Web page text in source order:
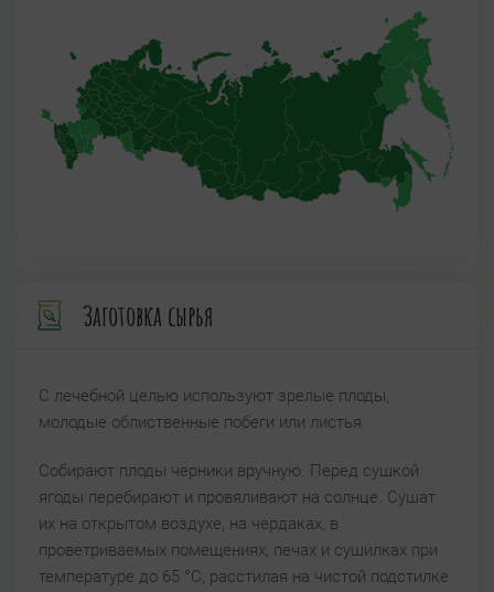
Заготовка сырья
С лечебной целью используют зрелые плоды,
молодые облиственные побеги или листья.
Собирают плоды черники вручную. Перед сушкой
ягоды перебирают и провяливают на солнце. Сушат
их на открытом воздухе, на чердаках, в
проветриваемых помещениях, печах и сушилках при
температуре до 65 °С, расстилая на чистой подстилке